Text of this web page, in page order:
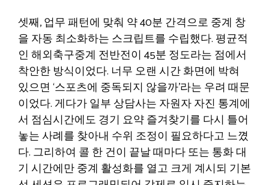
셋째, 업무 패턴에 맞춰 약 40분 간격으로 중계 창
을 자동 최소화하는 스크립트를 수립했다. 평균적
인 해외축구중계 전반전이 45분 정도라는 점에서
착안한 방식이었다. 너무 오랜 시간 화면에 박혀
있으면 ‘스포츠에 중독되지 않을까’라는 우려 때문
이었다. 게다가 일부 상담사는 자원자 자진 통계에
서 점심시간에도 경기 요약 즐겨찾기를 다시 틀어
놓는 사례를 찾아내 수위 조정이 필요하다고 느꼈
다. 그리하여 콜 한 건이 끝날 때마다 또는 통화 대
기 시간에만 중계 활성화를 열고 크게 계시되 기본